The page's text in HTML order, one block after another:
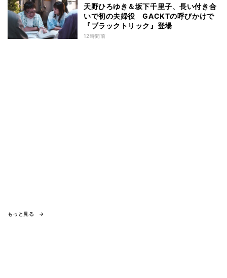
天野ひろゆき＆坂下千里子、長い付き合
いで初の夫婦役 GACKTの呼びかけで
『ブラックトリック』登場
12時間前
もっと見る